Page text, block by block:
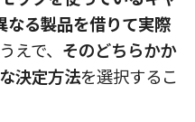
なる製品を借りて実際
えで、 そのどちらかか
決定方法を選択するこ